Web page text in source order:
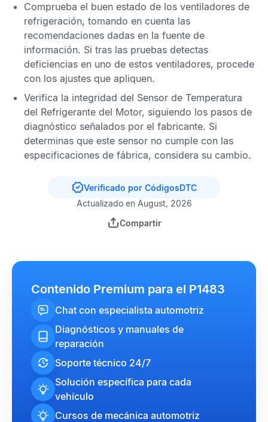
Comprueba el buen estado de los ventiladores de
refrigeración, tomando en cuenta las
recomendaciones dadas en la fuente de
información. Si tras las pruebas detectas
deficiencias en uno de estos ventiladores, procede
con los ajustes que apliquen.
Verifica la integridad del Sensor de Temperatura
del Refrigerante del Motor, siguiendo los pasos de
diagnóstico señalados por el fabricante. Si
determinas que este sensor no cumple con las
especificaciones de fábrica, considera su cambio.
Verificado por CódigosDTC
Actualizado en August, 2026
Compartir
Contenido Premium para el P1483
Chat con especialista automotriz
Diagnósticos y manuales de
reparación
Soporte técnico 24/7
Solución específica para cada
vehículo
Cursos de mecánica automotriz